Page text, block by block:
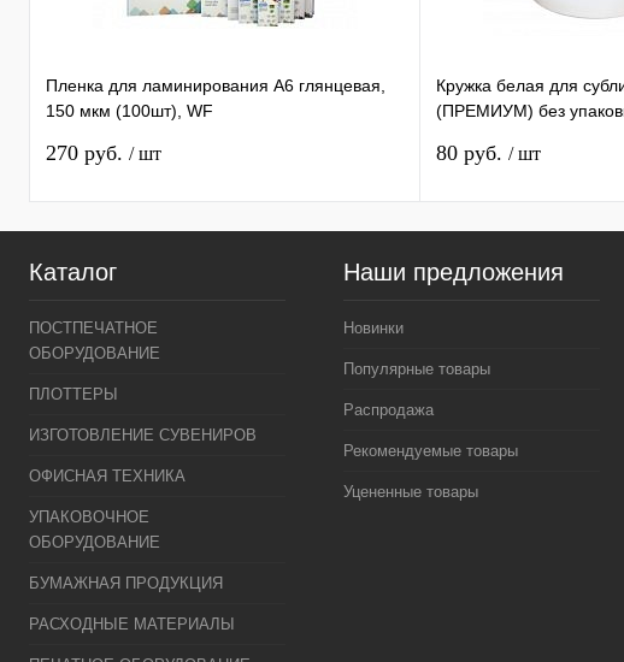
Пленка для ламинирования А6 глянцевая,
150 мкм (100шт), WF
270 руб. / шт
Кружка белая для
(ПРЕМИУМ) без
80 руб. / шт
Каталог
ПОСТПЕЧАТНОЕ
ОБОРУДОВАНИЕ
ПЛОТТЕРЫ
ИЗГОТОВЛЕНИЕ СУВЕНИРОВ
ОФИСНАЯ ТЕХНИКА
УПАКОВОЧНОЕ
ОБОРУДОВАНИЕ
БУМАЖНАЯ ПРОДУКЦИЯ
РАСХОДНЫЕ МАТЕРИАЛЫ
Наши предложения
Новинки
Популярные товары
Распродажа
Рекомендуемые товары
Уцененные товары